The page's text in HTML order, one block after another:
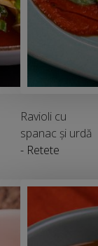
Ravioli cu
spanac și urdă
- Retete